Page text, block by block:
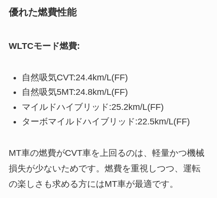
優れた燃費性能
WLTCモード燃費:
自然吸気CVT:24.4km/L(FF)
自然吸気5MT:24.8km/L(FF)
マイルドハイブリッド:25.2km/L(FF)
ターボマイルドハイブリッド:22.5km/L(FF)
MT車の燃費がCVT車を上回るのは、軽量かつ機械
損失が少ないためです。燃費を重視しつつ、運転
の楽しさも求める方にはMT車が最適です。